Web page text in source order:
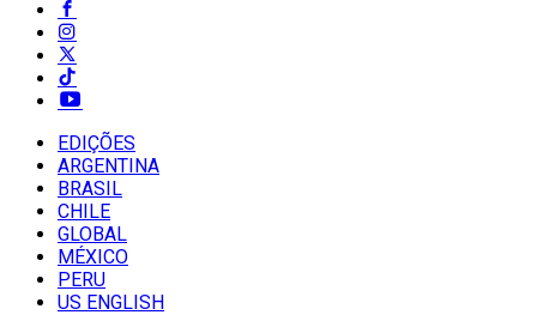
EDIÇÕES
ARGENTINA
BRASIL
CHILE
GLOBAL
MÉXICO
PERU
US ENGLISH